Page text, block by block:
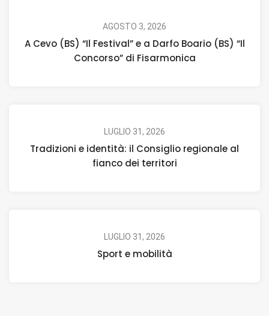
AGOSTO 3, 2026
A Cevo (BS) “Il Festival” e a Darfo Boario (BS) “Il
Concorso” di Fisarmonica
LUGLIO 31, 2026
Tradizioni e identità: il Consiglio regionale al
fianco dei territori
LUGLIO 31, 2026
Sport e mobilità